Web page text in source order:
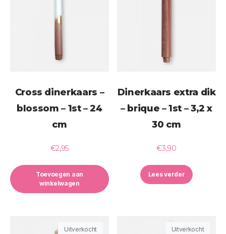
Cross dinerkaars –
blossom – 1st – 24
cm
€2,95
Toevoegen aan
winkelwagen
Dinerkaars extra dik
– brique – 1st – 3,2 x
30 cm
€3,90
Lees verder
Uitverkocht Uitverkocht